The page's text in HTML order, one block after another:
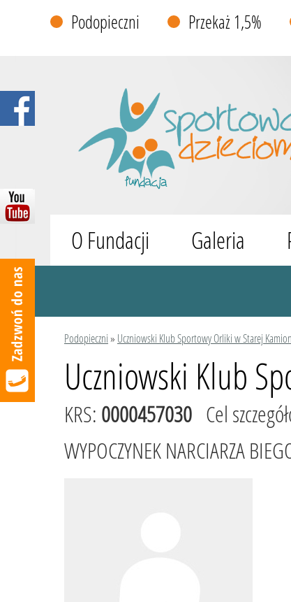
Podopieczni Przekaż 1,5%
O Fundacji Galeria
Podopieczni» Uczniowski Klub Sportowy Orliki w Starej
Uczniowski Klub
KRS: 0000457030 Cel
WYPOCZYNEK NARCIARZA